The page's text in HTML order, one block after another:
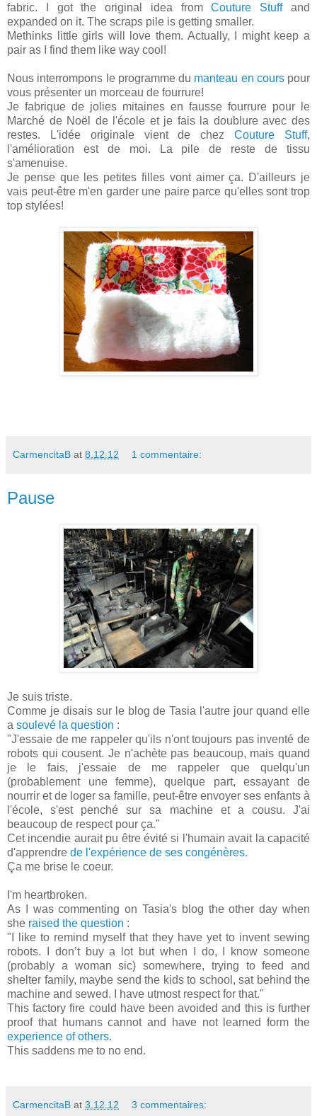
fabric. I got the original idea fromCouture Stuffand
expanded on it. The scraps pile is getting smaller.
Methinks little girls will love them. Actually, I might keep a
pair as I find them like way cool!
Nous interrompons le programme du manteau en courspour
vous présenter un morceau de fourrure!
Je fabrique de jolies mitaines en fausse fourrure pour le
Marché de Noël de l'école et je fais la doublure avec des
restes. L'idée originale vient de chezCouture Stuff,
l'amélioration est de moi. La pile de reste de tissu
s'amenuise.
Je pense que les petites filles vont aimer ça. D'ailleurs je
vais peut-être m'en garder une paire parce qu'elles sont trop
top stylées!
CarmencitaB at 8.12.12 1 commentaire:
Pause
Je suis triste.
Comme je disais sur le blog de Tasia l'autre jour quand elle
a soulevé la question :
"J'essaie de me rappeler qu'ils n'ont toujours pas inventé de
robots qui cousent. Je n'achète pas beaucoup, mais quand
je le fais, j'essaie de me rappeler que quelqu'un
(probablement une femme), quelque part, essayant de
nourrir et de loger sa famille, peut-être envoyer ses enfants à
l'école, s'est penché sur sa machine et a cousu. J'ai
beaucoup de respect pour ça."
Cet incendie aurait pu être évité si l'humain avait la capacité
d'apprendre de l'expérience de ses congénères.
Ça me brise le coeur.
I'm heartbroken.
As I was commenting on Tasia's blog the other day when
she raised the question :
" I like to remind myself that they have yet to invent sewing
robots.
I don’t buy a lot but when I do, I know someone
(probably a woman sic) somewhere, trying to feed and
shelter family, maybe send the kids to school, sat behind the
machine and sewed. I have utmost respect for that."
This factory fire could have been avoided and this is further
proof that humans cannot and have not learned form the
experience of others.
This saddens me to no end.
CarmencitaB at 3.12.12 3 commentaires: